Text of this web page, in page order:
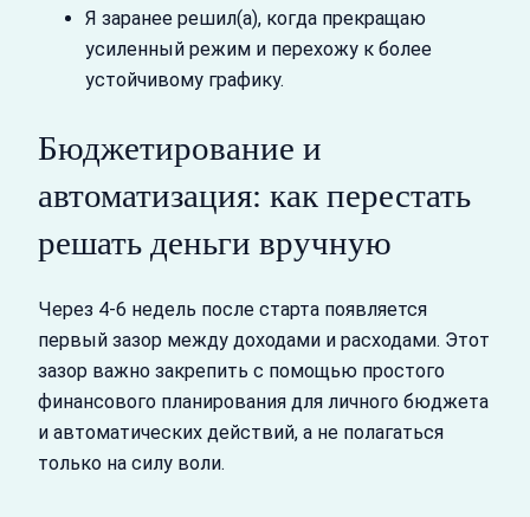
Я заранее решил(а), когда прекращаю
усиленный режим и перехожу к более
устойчивому графику.
Бюджетирование и
автоматизация: как перестать
решать деньги вручную
Через 4-6 недель после старта появляется
первый зазор между доходами и расходами. Этот
зазор важно закрепить с помощью простого
финансового планирования для личного бюджета
и автоматических действий, а не полагаться
только на силу воли.